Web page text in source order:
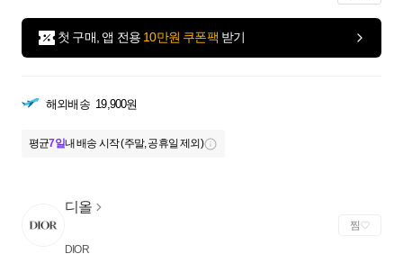
첫 구매, 앱 전용 10만원 쿠폰팩 받기
해외배송 19,900원
평균7일내 배송 시작 (주말, 공휴일 제외)
디올
DIOR
찜